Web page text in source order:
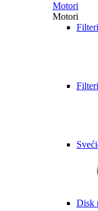
Motori
Motori
Disk